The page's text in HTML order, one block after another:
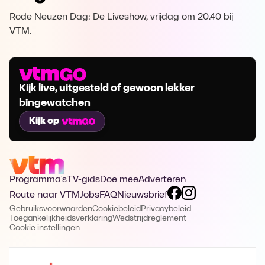
Rode Neuzen Dag: De Liveshow, vrijdag om 20.40 bij
VTM.
Kijk live, uitgesteld of gewoon lekker
bingewatchen
Kijk op
Programma's TV-gidsDoe meeAdverteren
Route naar VTMJobsFAQNieuwsbrief
GebruiksvoorwaardenCookiebeleidPrivacybeleid
ToegankelijkheidsverklaringWedstrijdreglement
Cookie instellingen